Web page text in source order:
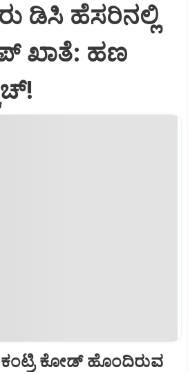
ಡಿಸಿ ಹೆಸರಿನಲ್ಲಿ
ಖಾತೆ: ಹಣ
ಕಂಟ್ರಿ ಕೋಡ್ ಹೊಂದಿರುವ